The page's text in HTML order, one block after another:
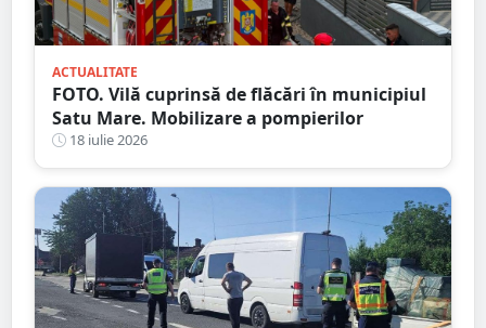
ACTUALITATE
FOTO. Vilă cuprinsă de flăcări în municipiul
Satu Mare. Mobilizare a pompierilor
18 iulie 2026